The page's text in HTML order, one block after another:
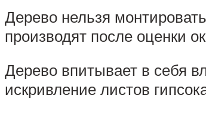
Дерево нельзя
производят после оценки
Дерево впитывает в себя
искривление листов